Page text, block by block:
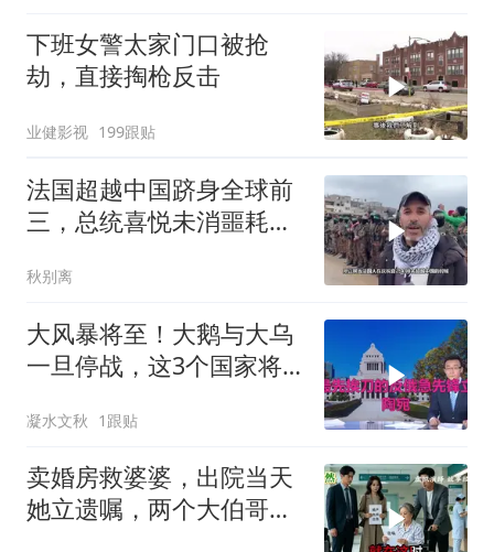
下班女警太家门口被抢
劫，直接掏枪反击
业健影视 199跟贴
法国超越中国跻身全球前
三，总统喜悦未消噩耗降
秋别离
大风暴将至！大鹅与大乌
一旦停战，这3个国家将
凝水文秋 1跟贴
卖婚房救婆婆，出院当天
她立遗嘱，两个大伯哥傻